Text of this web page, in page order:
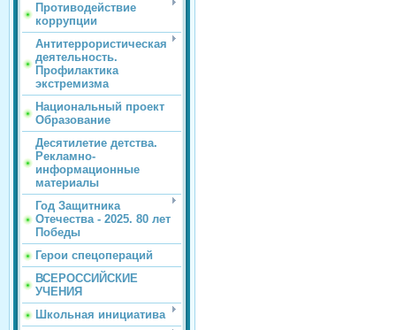
Противодействие
коррупции
Антитеррористическая
деятельность.
Профилактика
экстремизма
Национальный проект
Образование
Десятилетие детства.
Рекламно-
информационные
материалы
Год Защитника
Отечества - 2025. 80 лет
Победы
Герои спецопераций
ВСЕРОССИЙСКИЕ
УЧЕНИЯ
Школьная инициатива